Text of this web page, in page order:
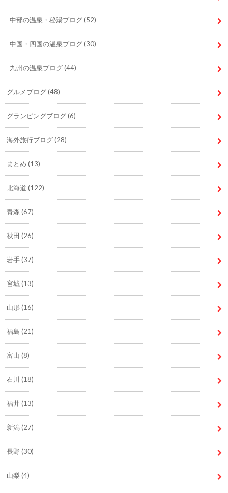
中部の温泉・秘湯ブログ(52)
中国・四国の温泉ブログ(30)
九州の温泉ブログ(44)
グルメブログ(48)
グランピングブログ(6)
海外旅行ブログ(28)
まとめ (13)
北海道 (122)
青森 (67)
秋田 (26)
岩手(37)
宮城(13)
山形(16)
福島 (21)
富山 (8)
石川 (18)
福井(13)
新潟(27)
長野(30)
山梨 (4)